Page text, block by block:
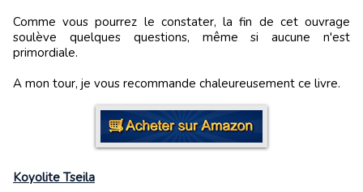
Comme vous pourrez le constater, la fin de cet ouvrage
soulève quelques questions, même si aucune n'est
primordiale.
A mon tour, je vous recommande chaleureusement ce livre.
Koyolite Tseila